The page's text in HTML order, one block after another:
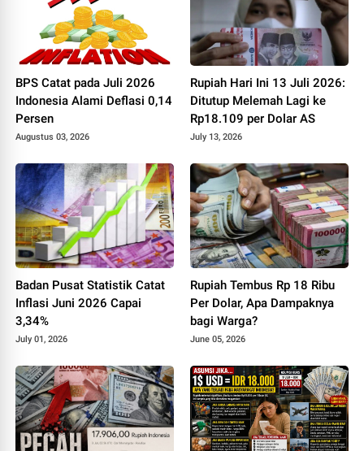
BPS Catat pada Juli 2026
Indonesia Alami Deflasi 0,14
Persen
Augustus 03, 2026
Rupiah Hari Ini 13 Juli 2026:
Ditutup Melemah Lagi ke
Rp18.109 per Dolar AS
July 13, 2026
Badan Pusat Statistik Catat
Inflasi Juni 2026 Capai
3,34%
July 01, 2026
Rupiah Tembus Rp 18 Ribu
Per Dolar, Apa Dampaknya
bagi Warga?
June 05, 2026